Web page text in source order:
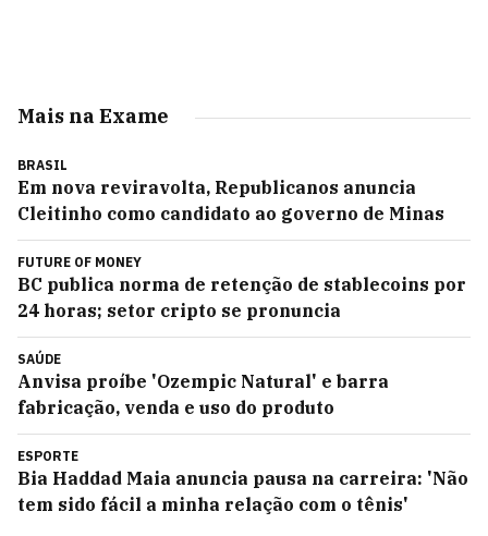
Mais na Exame
BRASIL
Em nova reviravolta, Republicanos anuncia
Cleitinho como candidato ao governo de Minas
FUTURE OF MONEY
BC publica norma de retenção de stablecoins por
24 horas; setor cripto se pronuncia
SAÚDE
Anvisa proíbe 'Ozempic Natural' e barra
fabricação, venda e uso do produto
ESPORTE
Bia Haddad Maia anuncia pausa na carreira: 'Não
tem sido fácil a minha relação com o tênis'